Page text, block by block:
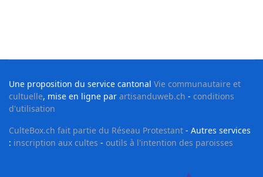
Une proposition du service cantonal Vie communautaire et
cultuelle, mise en ligne par artisanduweb.ch - conditions
d'utilisation
CulteBox.ch fait partie du Réseau Protestant - Autres services
: inscription aux cultes - outils à l'intention des paroisses